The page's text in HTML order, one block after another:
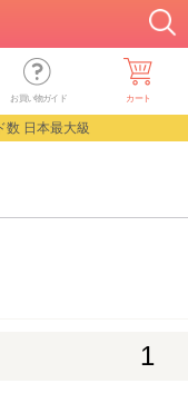
お買い物ガイド カート
数 日本最大級
1